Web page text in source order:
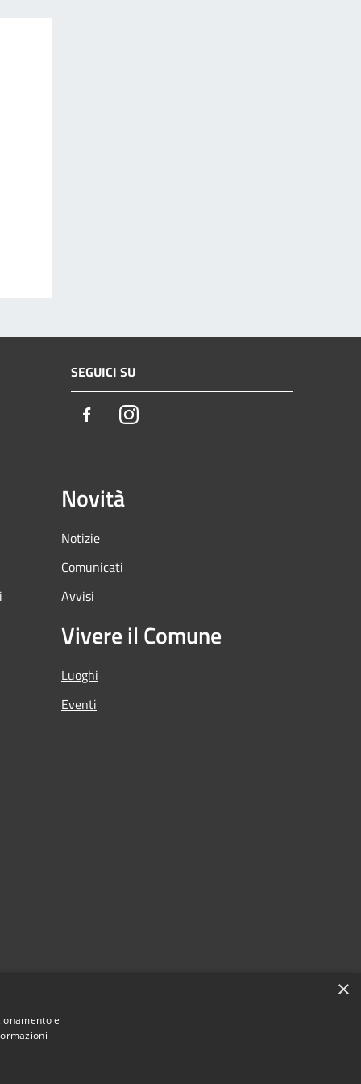
SEGUICI SU
FacebookInstagram
Novità
Notizie
Comunicati
Avvisi
Vivere il Comune
Luoghi
Eventi
×
e